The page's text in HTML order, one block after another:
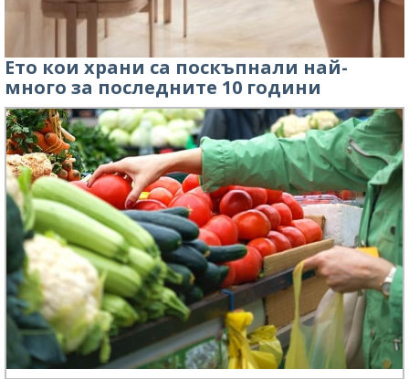
Ето кои храни са поскъпнали най-
много за последните 10 години